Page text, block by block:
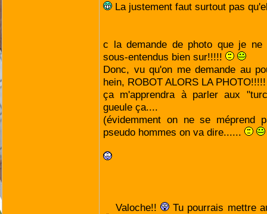
La justement faut surtout pas
c la demande de photo que je
sous-entendus bien sur!!!!!
Donc, vu qu'on me demande au
hein, ROBOT ALORS LA PHOTO!!!!!
ça m'apprendra à parler aux
gueule ça....
(évidemment on ne se méprend
pseudo hommes on va dire......
Valoche!! Tu pourrais mettre